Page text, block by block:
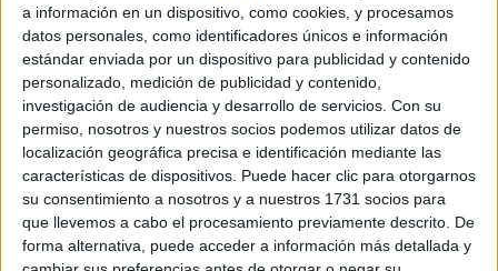
a información en un dispositivo, como cookies, y procesamos
datos personales, como identificadores únicos e información
estándar enviada por un dispositivo para publicidad y contenido
personalizado, medición de publicidad y contenido,
investigación de audiencia y desarrollo de servicios. Con su
permiso, nosotros y nuestros socios podemos utilizar datos de
localización geográfica precisa e identificación mediante las
características de dispositivos. Puede hacer clic para otorgarnos
su consentimiento a nosotros y a nuestros 1731 socios para
que llevemos a cabo el procesamiento previamente descrito. De
forma alternativa, puede acceder a información más detallada y
Cuentos con fonemas la letra “B” LA BALLENA BIBI